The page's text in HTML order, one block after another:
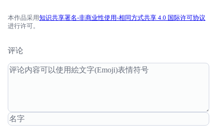
                }
            }
            Method (HSAV, 0, Serialized)
                    Acquire (HDMX, 0xFFFF)
                    Release (HDMX)
static void mat_acpi_notify(struct
struct mat_radio_data *data =
        mat_update_status(device, data->rfk);
}
acpi_evaluate_integer(device->handle,
本作品采用知识共享署名-非商业性使用-相同方式共享 4.0 国际许可协议
进行许可。
评论